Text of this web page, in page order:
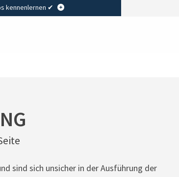
kennenlernen ✔
sind sich unsicher in der Ausführung der